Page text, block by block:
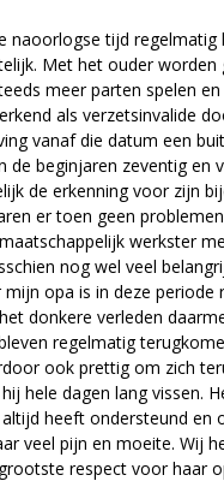
naoorlogse tijd regelmatig
Met het ouder worden
meer parten spelen
als verzetsinvalide
vanaf die datum een
de beginjaren zeventig en
de erkenning voor zijn
er toen geen
werkster
nog wel veel
opa is in deze periode
donkere verleden
regelmatig
ook prettig om zich
hele dagen lang vissen.
heeft ondersteund en
veel pijn en moeite. Wij
respect voor haar